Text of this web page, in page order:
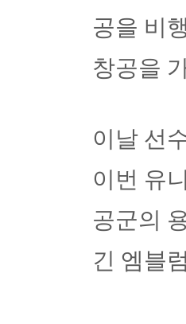
공을 비
창공을
이날 선
이번 유
공군의
긴 엠블